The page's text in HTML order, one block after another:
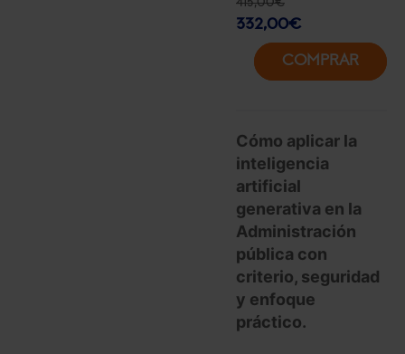
415,00€
332,00€
COMPRAR
Cómo aplicar la
inteligencia
artificial
generativa en la
Administración
pública con
criterio, seguridad
y enfoque
práctico.